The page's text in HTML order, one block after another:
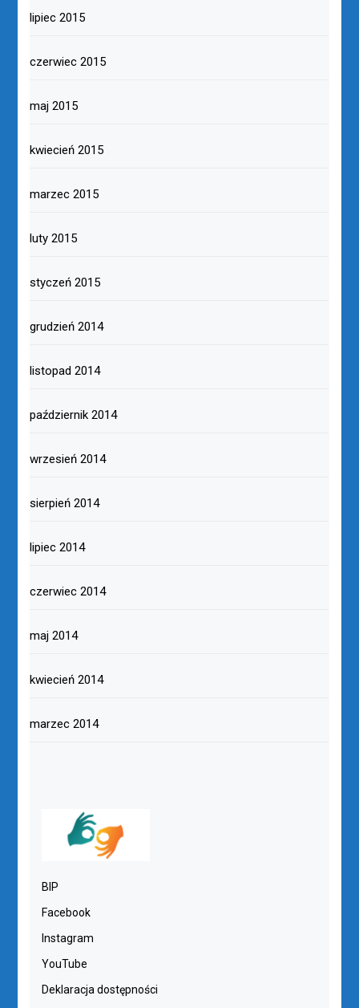
lipiec 2015
czerwiec 2015
maj 2015
kwiecień 2015
marzec 2015
luty 2015
styczeń 2015
grudzień 2014
listopad 2014
październik 2014
wrzesień 2014
sierpień 2014
lipiec 2014
czerwiec 2014
maj 2014
kwiecień 2014
marzec 2014
BIP
Facebook
Instagram
YouTube
Deklaracja dostępności